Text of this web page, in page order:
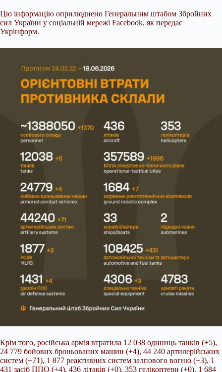
Цю інформацію оприлюднено Генеральним штабом Збройних
сил України у соціальній мережі Facebook, як передає
Укрінформ.
Крім того, російська армія втратила 12 038 одиниць танків (+5),
24 779 бойових броньованих машин (+4), 44 240 артилерійських
систем (+71), 1 877 реактивних систем залпового вогню (+3), 1
431 засіб ППО (+4), 436 літаків (+0), 353 гелікоптери (+0), 1 684